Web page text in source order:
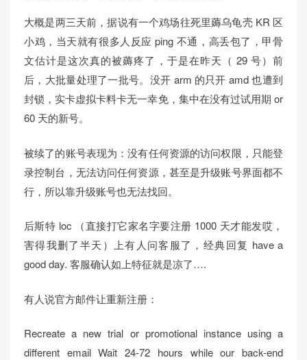
大概是两三天前，据说有一个鸡场往死里薅乌龟壳 KR 区
小鸡，当天就有很多人反应 ping 不通，高丢包了，甲骨
文估计是这次真的被薅疼了，于是在昨天（ 29 号）前
后，大批量处理了一批号。没开 arm 的只开 amd 也遭到
封锁，实卡虚拟卡料卡无一幸免，集中在没有过试用期 or
60 天的新号。
被续了的账号表现为：没有任何资源的访问权限，只能登
录控制台，无法访问任何资源，甚至是升级账号界面都不
行，所以靠升级账号也无法找回。
后斯特 loc （直接打它家名字要注册 1000 天才能发哎，
害得我删了半天）上有人问客服了，经典回复 have a
good day. 客服确认如上特征就是凉了….
有人说官方邮件让重新注册：
Recreate a new trial or promotional instance using a
different email Wait 24-72 hours while our back-end